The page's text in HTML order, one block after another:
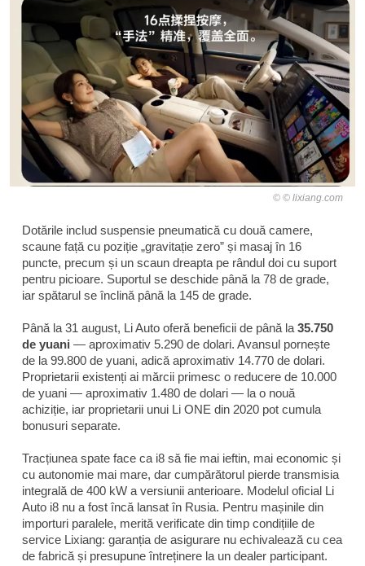
© lixiang.com
Dotările includ suspensie pneumatică cu două camere,
scaune față cu poziție „gravitație zero” și masaj în 16
puncte, precum și un scaun dreapta pe rândul doi cu suport
pentru picioare. Suportul se deschide până la 78 de grade,
iar spătarul se înclină până la 145 de grade.
Până la 31 august, Li Auto oferă beneficii de până la 35.750
de yuani — aproximativ 5.290 de dolari. Avansul pornește
de la 99.800 de yuani, adică aproximativ 14.770 de dolari.
Proprietarii existenți ai mărcii primesc o reducere de 10.000
de yuani — aproximativ 1.480 de dolari — la o nouă
achiziție, iar proprietarii unui Li ONE din 2020 pot cumula
bonusuri separate.
Tracțiunea spate face ca i8 să fie mai ieftin, mai economic și
cu autonomie mai mare, dar cumpărătorul pierde transmisia
integrală de 400 kW a versiunii anterioare. Modelul oficial Li
Auto i8 nu a fost încă lansat în Rusia. Pentru mașinile din
importuri paralele, merită verificate din timp condițiile de
service Lixiang: garanția de asigurare nu echivalează cu cea
de fabrică și presupune întreținere la un dealer participant.